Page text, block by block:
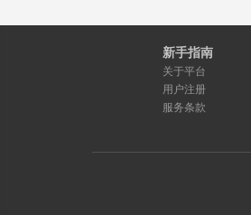
新手指南
关于平台
用户注册
服务条款